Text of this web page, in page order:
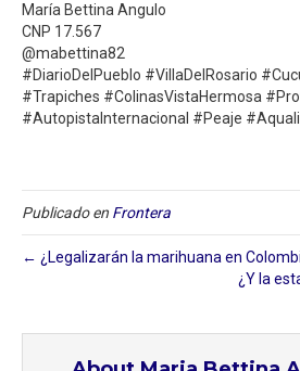
María Bettina Angulo
CNP 17.567
@mabettina82
#DiarioDelPueblo #VillaDelRosario
#Trapiches #ColinasVistaHermosa
#AutopistaInternacional #Peaje
Publicado en Frontera
← ¿Legalizarán la marihuana en
¿Y la